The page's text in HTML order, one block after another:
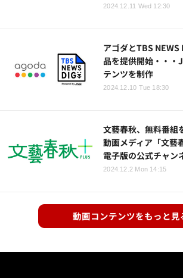
2024.12.11 Wed 12:30
アゴダとTBS
品を提供開始・・・
テンツを制作
2024.12.10 Tue 18:30
文藝春秋、無料番組
動画メディア「文藝
電子版の公式チャン
2024.12.2 Mon 14:15
動画コンテンツをもっと見